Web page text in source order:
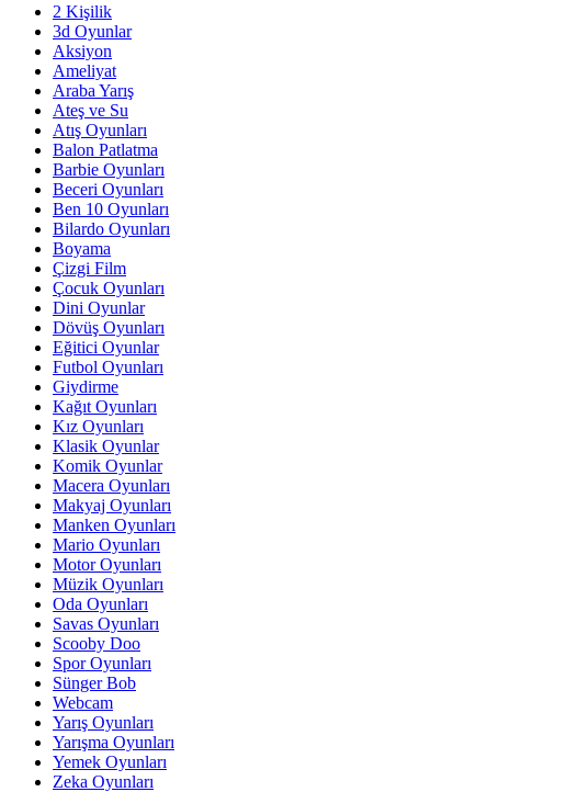
2 Kişilik
3d Oyunlar
Aksiyon
Ameliyat
Araba Yarış
Ateş ve Su
Atış Oyunları
Balon Patlatma
Barbie Oyunları
Beceri Oyunları
Ben 10 Oyunları
Bilardo Oyunları
Boyama
Çizgi Film
Çocuk Oyunları
Dini Oyunlar
Dövüş Oyunları
Eğitici Oyunlar
Futbol Oyunları
Giydirme
Kağıt Oyunları
Kız Oyunları
Klasik Oyunlar
Komik Oyunlar
Macera Oyunları
Makyaj Oyunları
Manken Oyunları
Mario Oyunları
Motor Oyunları
Müzik Oyunları
Oda Oyunları
Savas Oyunları
Scooby Doo
Spor Oyunları
Sünger Bob
Webcam
Yarış Oyunları
Yarışma Oyunları
Yemek Oyunları
Zeka Oyunları